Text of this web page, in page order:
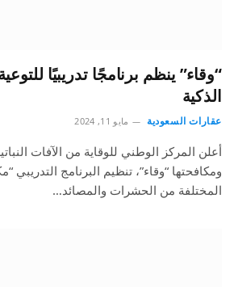
“وقاء” ينظم برنامجًا تدريبيًا
الذكية
عقارات السعودية مايو 11, 2024
أعلن المركز الوطني للوقاية من الآفات
ومكافحتها “وقاء”، تنظيم البرنامج التدريبي
المختلفة من الحشرات والمصائد…